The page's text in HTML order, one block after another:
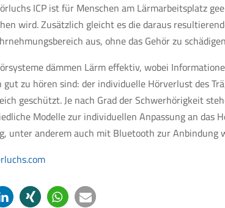
ICP ist für Menschen am Lärmarbeitsplatz
wird. Zusätzlich gleicht es die daraus
aus, ohne das Gehör zu
dämmen Lärm effektiv, wobei
zu hören sind: der individuelle Hörverlust des
geschützt. Je nach Grad der Schwerhörigkeit
Modelle zur individuellen Anpassung an das
unter anderem auch mit Bluetooth zur